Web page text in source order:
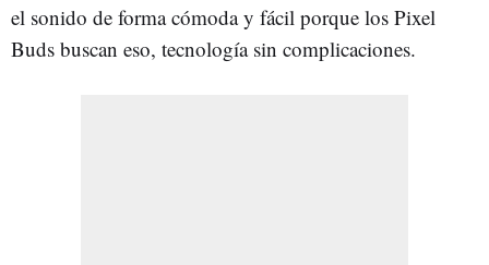
el sonido de forma cómoda y fácil porque los Pixel
Buds buscan eso, tecnología sin complicaciones.